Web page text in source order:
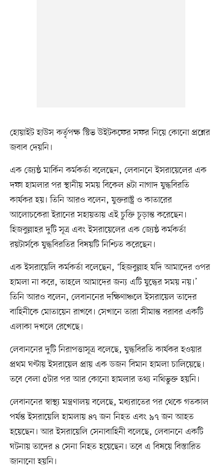
হোয়াইট হাউস কর্তৃপক্ষ স্টিভ উইটকফের সফর নিয়ে কোনো প্রশ্নের
জবাব দেয়নি।
এক জ্যেষ্ঠ মার্কিন কর্মকর্তা বলেছেন, লেবাননে ইসরায়েলের এক
দফা হামলার পর স্থানীয় সময় বিকেল ৪টা নাগাদ যুদ্ধবিরতি
কার্যকর হয়। তিনি আরও বলেন, যুক্তরাষ্ট্র ও কাতারের
আলোচকেরা ইরানের সহায়তায় এই চুক্তি চূড়ান্ত করেছেন।
হিজবুল্লাহর দুটি সূত্র এবং ইসরায়েলের এক জ্যেষ্ঠ কর্মকর্তা
রয়টার্সকে যুদ্ধবিরতির বিষয়টি নিশ্চিত করেছেন।
এক ইসরায়েলি কর্মকর্তা বলেছেন, ‘হিজবুল্লাহ যদি আমাদের ওপর
হামলা না করে, তাহলে আমাদের জন্য এটি যুদ্ধের সময় নয়।’
তিনি আরও বলেন, লেবাননের দক্ষিণাঞ্চলে ইসরায়েল তাদের
বাহিনীকে মোতায়েন রাখবে। সেখানে তারা সীমান্ত বরাবর একটি
এলাকা দখলে রেখেছে।
লেবাননের দুটি নিরাপত্তাসূত্র বলেছে, যুদ্ধবিরতি কার্যকর হওয়ার
প্রথম ঘণ্টায় ইসরায়েল প্রায় এক ডজন বিমান হামলা চালিয়েছে।
তবে বেলা ৫টার পর আর কোনো হামলার তথ্য নথিভুক্ত হয়নি।
লেবাননের স্বাস্থ্য মন্ত্রণালয় বলেছে, মধ্যরাতের পর থেকে গতকাল
পর্যন্ত ইসরায়েলি হামলায় ৪৭ জন নিহত এবং ৯৭ জন আহত
হয়েছেন। আর ইসরায়েলি সেনাবাহিনী বলেছে, লেবাননে একটি
ঘটনায় তাদের ৪ সেনা নিহত হয়েছেন। তবে এ বিষয়ে বিস্তারিত
জানানো হয়নি।